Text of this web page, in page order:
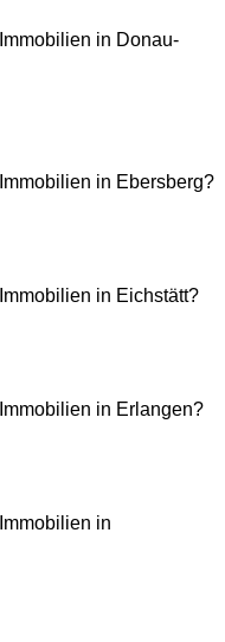
in Donau-
in Ebersberg?
in Eichstätt?
in Erlangen?
in